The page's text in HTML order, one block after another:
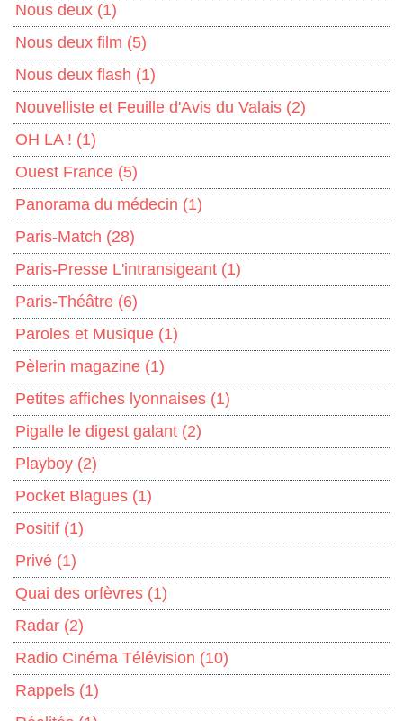
Nous deux (1)
Nous deux film (5)
Nous deux flash (1)
Nouvelliste et Feuille d'Avis du Valais (2)
OH LA ! (1)
Ouest France (5)
Panorama du médecin (1)
Paris-Match (28)
Paris-Presse L'intransigeant (1)
Paris-Théâtre (6)
Paroles et Musique (1)
Pèlerin magazine (1)
Petites affiches lyonnaises (1)
Pigalle le digest galant (2)
Playboy (2)
Pocket Blagues (1)
Positif (1)
Privé (1)
Quai des orfèvres (1)
Radar (2)
Radio Cinéma Télévision (10)
Rappels (1)